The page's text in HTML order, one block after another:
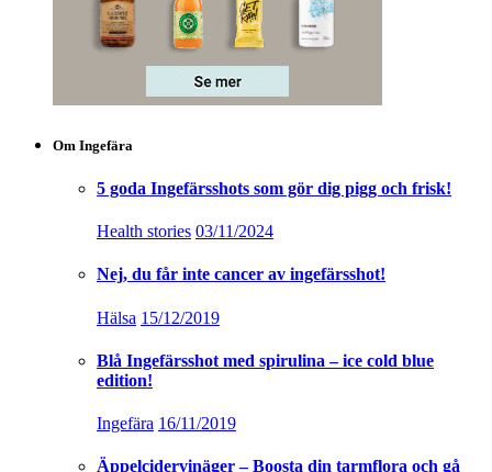
Om Ingefära
5 goda Ingefärsshots som gör dig pigg och frisk!
Health stories 03/11/2024
Nej, du får inte cancer av ingefärsshot!
Hälsa 15/12/2019
Blå Ingefärsshot med spirulina – ice cold blue
edition!
Ingefära 16/11/2019
Äppelcidervinäger – Boosta din tarmflora och gå